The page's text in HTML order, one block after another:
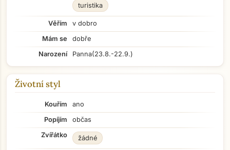
turistika
Věřím
v dobro
Mám se
dobře
Narození
Panna(23.8.-22.9.)
Životní styl
Kouřím
ano
Popíjím
občas
Zvířátko
žádné